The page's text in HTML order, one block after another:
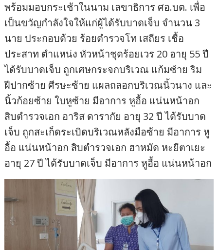
พร้อมมอบกระเช้าในนาม เลขาธิการ ศอ.บต. เพื่อ
เป็นขวัญกำลังใจให้แก่ผู้ได้รับบาดเจ็บ จำนวน 3
นาย ประกอบด้วย ร้อยตำรวจโท เสถียร เชื้อ
ประสาท ตำแหน่ง หัวหน้าชุดร้อยเวร 20 อายุ 55 ปี
ได้รับบาดเจ็บ ถูกเศษกระจกบริเวณ แก้มซ้าย ริม
ฝีปากซ้าย ศีรษะซ้าย แผลถลอกบริเวณนิ้วนาง และ
นิ้วก้อยซ้าย ใบหูซ้าย มีอาการ หูอื้อ แน่นหน้าอก
สิบตำรวจเอก อาริส ดารากัย อายุ 32 ปี ได้รับบาด
เจ็บ ถูกสะเก็ดระเบิดบริเวณหลังมือซ้าย มีอาการ หู
อื้อ แน่นหน้าอก สิบตำรวจเอก ฮาหมัด หะยีตาเยะ
อายุ 27 ปี ได้รับบาดเจ็บ มีอาการ หูอื้อ แน่นหน้าอก